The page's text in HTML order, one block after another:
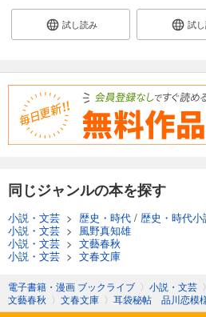
試し読み 試
同じジャンルの本を探す
小説・文芸 > 歴史・時代 / 歴史・時代小
小説・文芸 > 風野真知雄
小説・文芸 > 文藝春秋
小説・文芸 > 文春文庫
電子書籍・漫画 ブックライブ 〉 小説・文芸 〉
文藝春秋 〉 文春文庫 〉 耳袋秘帖 品川恋模